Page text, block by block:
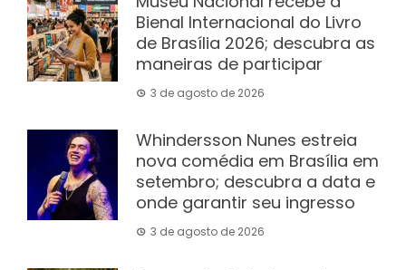
Bienal Internacional do Livro
de Brasília 2026; descubra as
maneiras de participar
3 de agosto de 2026
Whindersson Nunes estreia
nova comédia em Brasília em
setembro; descubra a data e
onde garantir seu ingresso
3 de agosto de 2026